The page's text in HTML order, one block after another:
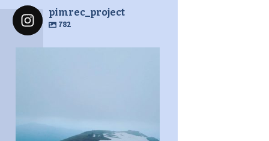
pimrec_project
782